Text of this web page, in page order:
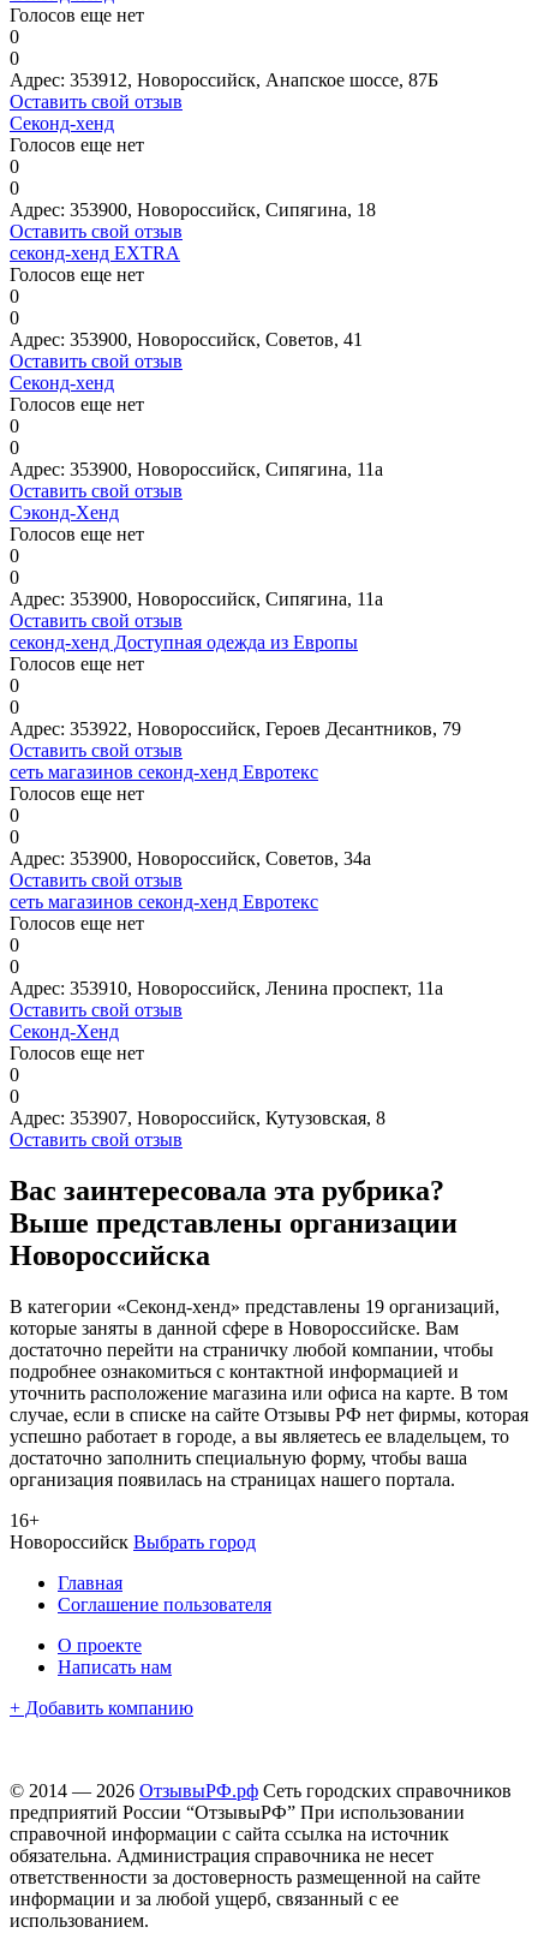
Голосов еще нет
0
0
Адрес: 353912, Новороссийск, Анапское шоссе, 87Б
Оставить свой отзыв
Секонд-хенд
Голосов еще нет
0
0
Адрес: 353900, Новороссийск, Сипягина, 18
Оставить свой отзыв
секонд-хенд EXTRA
Голосов еще нет
0
0
Адрес: 353900, Новороссийск, Советов, 41
Оставить свой отзыв
Секонд-хенд
Голосов еще нет
0
0
Адрес: 353900, Новороссийск, Сипягина, 11а
Оставить свой отзыв
Сэконд-Хенд
Голосов еще нет
0
0
Адрес: 353900, Новороссийск, Сипягина, 11а
Оставить свой отзыв
секонд-хенд Доступная одежда из Европы
Голосов еще нет
0
0
Адрес: 353922, Новороссийск, Героев Десантников, 79
Оставить свой отзыв
сеть магазинов секонд-хенд Евротекс
Голосов еще нет
0
0
Адрес: 353900, Новороссийск, Советов, 34а
Оставить свой отзыв
сеть магазинов секонд-хенд Евротекс
Голосов еще нет
0
0
Адрес: 353910, Новороссийск, Ленина проспект, 11а
Оставить свой отзыв
Секонд-Хенд
Голосов еще нет
0
0
Адрес: 353907, Новороссийск, Кутузовская, 8
Оставить свой отзыв
Вас заинтересовала эта рубрика?
Выше представлены организации
Новороссийска
В категории «Секонд-хенд» представлены 19 организаций,
которые заняты в данной сфере в Новороссийске. Вам
достаточно перейти на страничку любой компании, чтобы
подробнее ознакомиться с контактной информацией и
уточнить расположение магазина или офиса на карте. В том
случае, если в списке на сайте Отзывы РФ нет фирмы, которая
успешно работает в городе, а вы являетесь ее владельцем, то
достаточно заполнить специальную форму, чтобы ваша
организация появилась на страницах нашего портала.
16+
Новороссийск Выбрать город
Главная
Соглашение пользователя
О проекте
Написать нам
+ Добавить компанию
© 2014 — 2026 ОтзывыРФ.рф Сеть городских справочников
предприятий России “ОтзывыРФ” При использовании
справочной информации с сайта ссылка на источник
обязательна. Администрация справочника не несет
ответственности за достоверность размещенной на сайте
информации и за любой ущерб, связанный с ее
использованием.